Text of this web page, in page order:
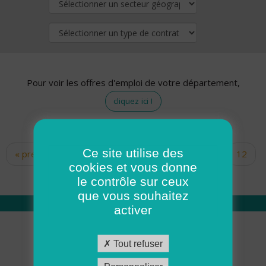
Pour voir les offres d'emploi de votre département,
cliquez ici !
Pages
« premier ‹ précédent … 10
12
14 15 16 17
Qui sommes nous
Académie ADMR
Ce site utilise des
cookies et vous donne
le contrôle sur ceux
que vous souhaitez
activer
Tout refuser